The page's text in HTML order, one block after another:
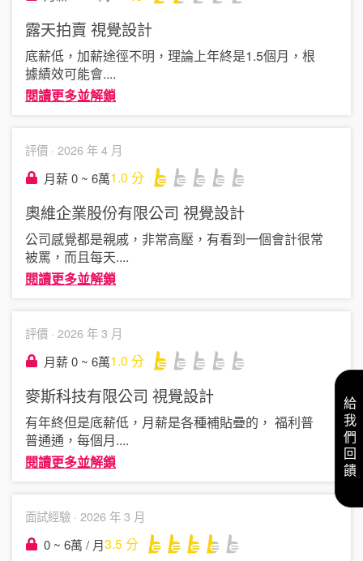
露天拍賣 視覺設計
底薪低，加薪途徑不明，理論上年終是1.5個月，根
據績效可能會....
閱讀更多並解鎖
評價 · 2026 年 4 月
月薪 0 ~ 6萬1.0 分
奧維企業股份有限公司 視覺設計
公司感覺都是親戚，非常高壓，有看到一個會計很常
被罵，而且每天....
閱讀更多並解鎖
評價 · 2026 年 3 月
月薪 0 ~ 6萬1.0 分
麥斯科技有限公司 視覺設計
有年終但是底薪低，月薪是各種補貼疊的， 福利普
普通通，每個月....
閱讀更多並解鎖
面試經驗 · 2026 年 3 月
0 ~ 6萬 / 月3.5分
給我們回饋